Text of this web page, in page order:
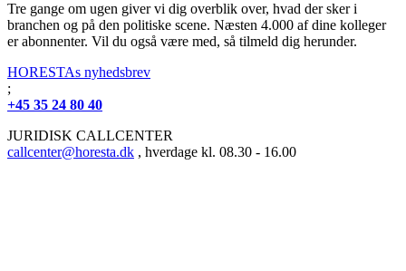
Tre gange om ugen giver vi dig overblik over, hvad der sker i
branchen og på den politiske scene. Næsten 4.000 af dine kolleger
er abonnenter. Vil du også være med, så tilmeld dig herunder.
HORESTAs nyhedsbrev
;
+45 35 24 80 40
JURIDISK CALLCENTER
callcenter@horesta.dk , hverdage kl. 08.30 - 16.00